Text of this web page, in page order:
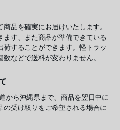
品を確実にお届けいたします。
ます、また商品が準備できている
することができます。軽トラッ
などで送料が変わりません。
から沖縄県まで、商品を翌日中に
の受け取りをご希望される場合に